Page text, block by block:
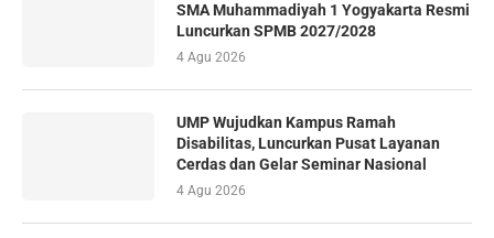
SMA Muhammadiyah 1 Yogyakarta Resmi
Luncurkan SPMB 2027/2028
4 Agu 2026
UMP Wujudkan Kampus Ramah
Disabilitas, Luncurkan Pusat Layanan
Cerdas dan Gelar Seminar Nasional
4 Agu 2026